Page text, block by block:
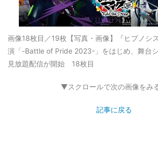
画像18枚目／19枚 【写真・画像】『ヒプノシ
演「-Battle of Pride 2023-」をはじめ、舞台
見放題配信が開始 18枚目
▼スクロールで次の画像をみ
記事に戻る